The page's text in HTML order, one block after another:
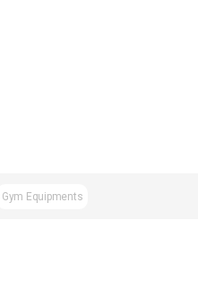
Gym Equipments